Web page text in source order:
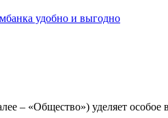
удобно и выгодно
– «Общество») уделяет